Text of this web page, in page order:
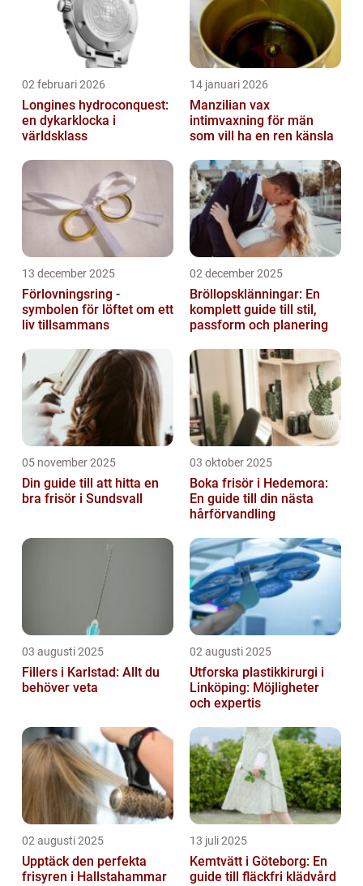
02 februari 2026
Longines hydroconquest:
en dykarklocka i
världsklass
14 januari 2026
Manzilian vax
intimvaxning för män
som vill ha en ren känsla
13 december 2025
Förlovningsring -
symbolen för löftet om ett
liv tillsammans
02 december 2025
Bröllopsklänningar: En
komplett guide till stil,
passform och planering
05 november 2025
Din guide till att hitta en
bra frisör i Sundsvall
03 oktober 2025
Boka frisör i Hedemora:
En guide till din nästa
hårförvandling
03 augusti 2025
Fillers i Karlstad: Allt du
behöver veta
02 augusti 2025
Utforska plastikkirurgi i
Linköping: Möjligheter
och expertis
02 augusti 2025
Upptäck den perfekta
frisyren i Hallstahammar
13 juli 2025
Kemtvätt i Göteborg: En
guide till fläckfri klädvård